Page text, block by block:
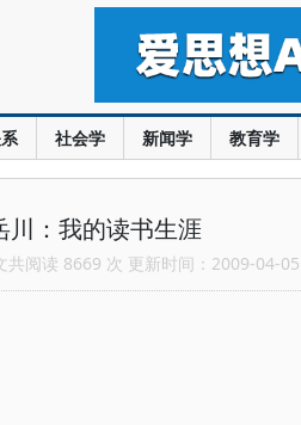
社会学 新闻学 教育学
川：我的读书生涯
共阅读 8669 次 更新时间：2009-04-